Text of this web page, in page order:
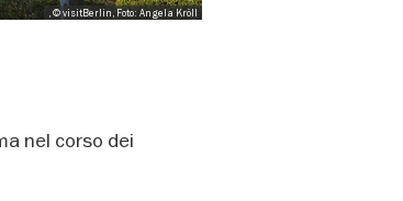
, © visitBerlin, Foto: Angela Kröll
nel corso dei